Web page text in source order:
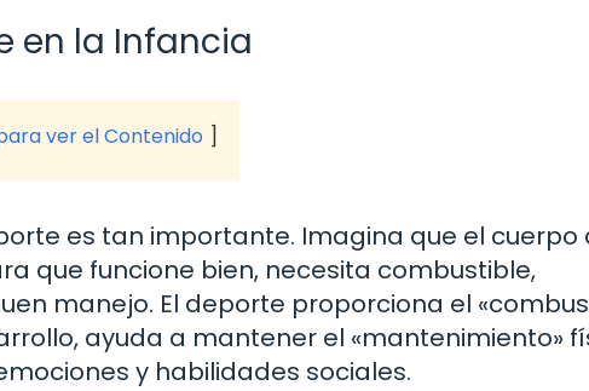
en la Infancia
ver el Contenido
es tan importante. Imagina que el cuerpo
que funcione bien, necesita combustible,
manejo. El deporte proporciona el
ayuda a mantener el «mantenimiento»
y habilidades sociales.